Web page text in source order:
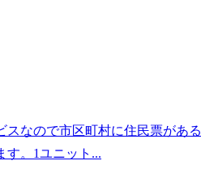
なので市区町村に住民票があ
す。1ユニット...